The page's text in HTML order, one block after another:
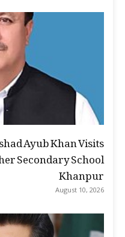
Ayub Khan Visits
Secondary School
Khanpur
August 10, 2026